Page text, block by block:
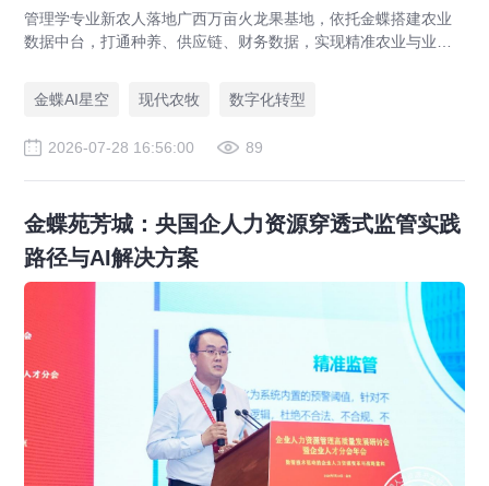
管理学专业新农人落地广西万亩火龙果基地，依托金蝶搭建农业
数据中台，打通种养、供应链、财务数据，实现精准农业与业财
金蝶AI星空
现代农牧 数字化转型
2026-07-28 16:56:00 89
金蝶苑芳城：央国企人力资源穿透式监管实践
路径与AI解决方案